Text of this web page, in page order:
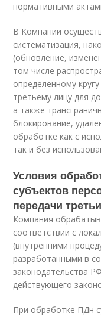
нормативными
В Компании
систематизация,
(обновление,
том числе
определенному
третьему лицу для
а также
блокирование,
обработке как с
так и без
Условия
субъектов
передачи
Компания
соответствии с
(внутренними
разработанными в
законодательства
действующего
При обработке ПДн